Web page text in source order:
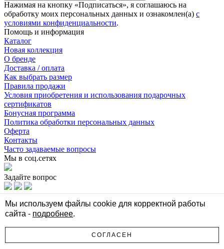
Нажимая на кнопку «Подписаться», я соглашаюсь на
обработку моих персональных данных и ознакомлен(а) с
условиями конфиденциальности.
Помощь и информация
Каталог
Новая коллекция
О бренде
Доставка / оплата
Как выбрать размер
Правила продажи
Условия приобретения и использования подарочных
сертификатов
Бонусная программа
Политика обработки персональных данных
Оферта
Контакты
Часто задаваемые вопросы
Мы в соц.сетях
Задайте вопрос
Мы в соц.сетях
Задайте вопрос
Стильная женская одежда Select
© Все права защищены 2026
Мы используем файлы cookie для корректной работы
сайта - подробнее.
СОГЛАСЕН